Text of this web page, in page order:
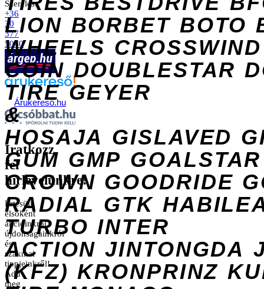
LION BORBET BOTO
WHEELS CROSSWIND
COIN DOUBLESTAR
TIRE GEYER
&
HOSAJA GISLAVED
GUM GMP GOALSTAR
CROWN GOODRIDE
RADIAL GTK
TURBO INTER
ACTION JINTONGDA
(KFZ) KRONPRINZ
Szerelés:
+36
30
377
5040
Árukereső.hu
Iratkozz
fel
hírlevelünkre!
Értesülj
elsőként
akcióinkról,
újdonságainkról
és
szakmai
tippjeinkről!
Add
meg